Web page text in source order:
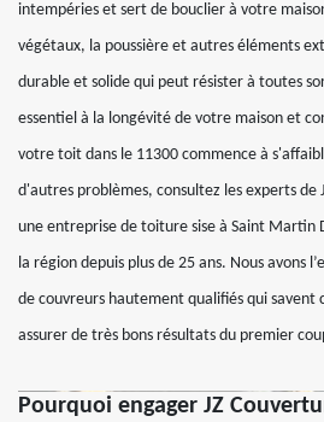
intempéries et sert de bouclier à votre
végétaux, la poussière et autres éléments
durable et solide qui peut résister à toutes
essentiel à la longévité de votre maison et
votre toit dans le 11300 commence à
d'autres problèmes, consultez les experts de
une entreprise de toiture sise à Saint Martin
la région depuis plus de 25 ans. Nous avons
de couvreurs hautement qualifiés qui savent
assurer de très bons résultats du premier
Pourquoi engager JZ